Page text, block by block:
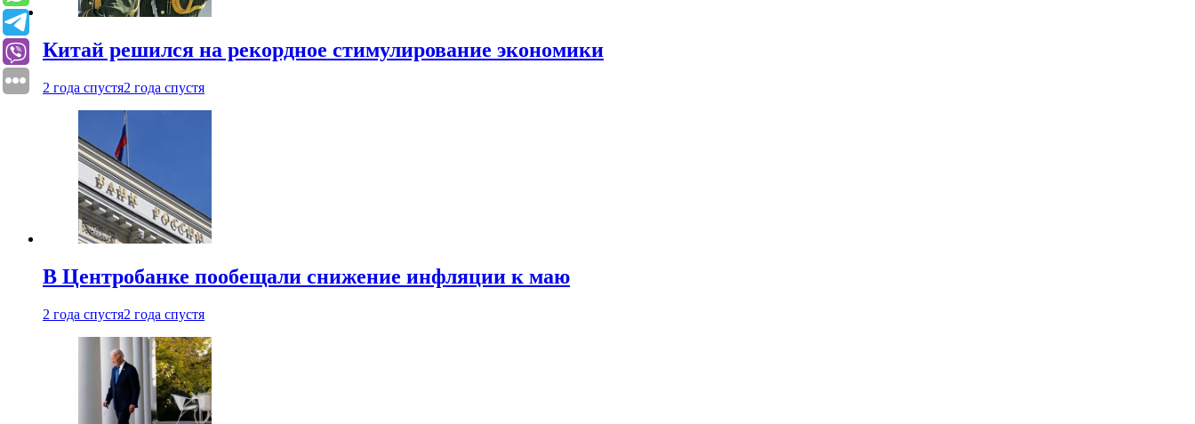
Китай решился на рекордное стимулирование экономики
2 года спустя2 года спустя
В Центробанке пообещали снижение инфляции к маю
2 года спустя2 года спустя